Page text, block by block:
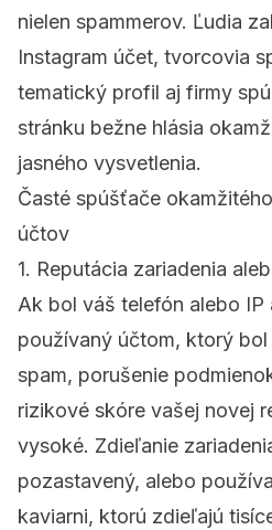
nielen spammerov. Ľudia
Instagram účet, tvorcovia
tematický profil aj firmy
stránku bežne hlásia
jasného vysvetlenia.
Časté spúšťače
účtov
1. Reputácia zariadenia
Ak bol váš telefón alebo IP
používaný účtom, ktorý
spam, porušenie
rizikové skóre vašej novej
vysoké. Zdieľanie
pozastavený, alebo
kaviarni, ktorú zdieľajú